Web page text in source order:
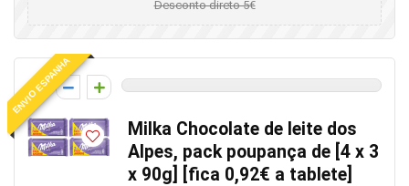
Desconto direto 5€
ENVIO ESPANHA
0
Milka Chocolate de leite dos
Alpes, pack poupança de [4 x 3
x 90g] [fica 0,92€ a tablete]